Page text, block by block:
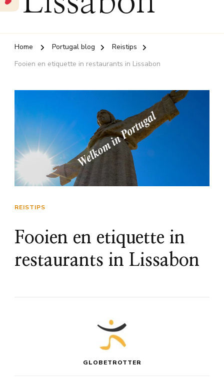
Home Portugal blog
Reistips
Fooien en etiquette in restaurants in Lissabon
REISTIPS
Fooien en etiquette in
restaurants in Lissabon
GLOBETROTTER